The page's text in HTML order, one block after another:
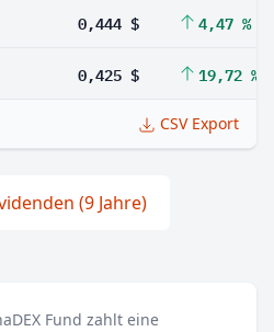
0,444 $ 4,47 %
0,425 $ 19,72 %
CSV Export
(9 Jahre)
Fund zahlt eine